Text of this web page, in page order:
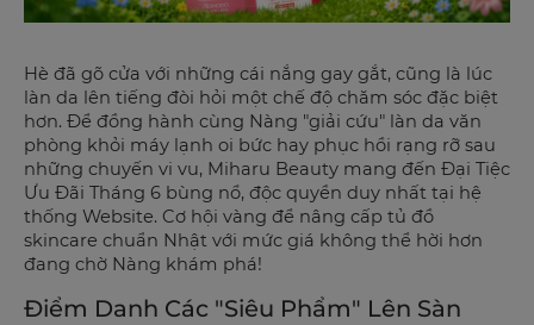
Hè đã gõ cửa với những cái nắng gay gắt, cũng là lúc
làn da lên tiếng đòi hỏi một chế độ chăm sóc đặc biệt
hơn. Để đồng hành cùng Nàng "giải cứu" làn da văn
phòng khỏi máy lạnh oi bức hay phục hồi rạng rỡ sau
những chuyến vi vu, Miharu Beauty mang đến Đại Tiệc
Ưu Đãi Tháng 6 bùng nổ, độc quyền duy nhất tại hệ
thống Website. Cơ hội vàng để nâng cấp tủ đồ
skincare chuẩn Nhật với mức giá không thể hời hơn
đang chờ Nàng khám phá!
Điểm Danh Các "Siêu Phẩm" Lên Sàn